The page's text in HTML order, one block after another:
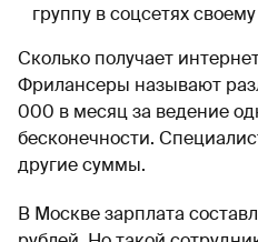
группу в соцсетях
Сколько получает
Фрилансеры называют
000 в месяц за ведение
бесконечности.
другие суммы.
В Москве зарплата